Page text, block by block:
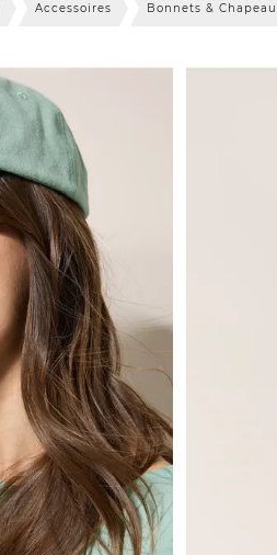
Accessoires Bonnets &